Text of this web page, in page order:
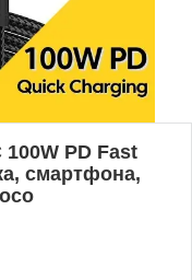
PD Fast
смартфона,